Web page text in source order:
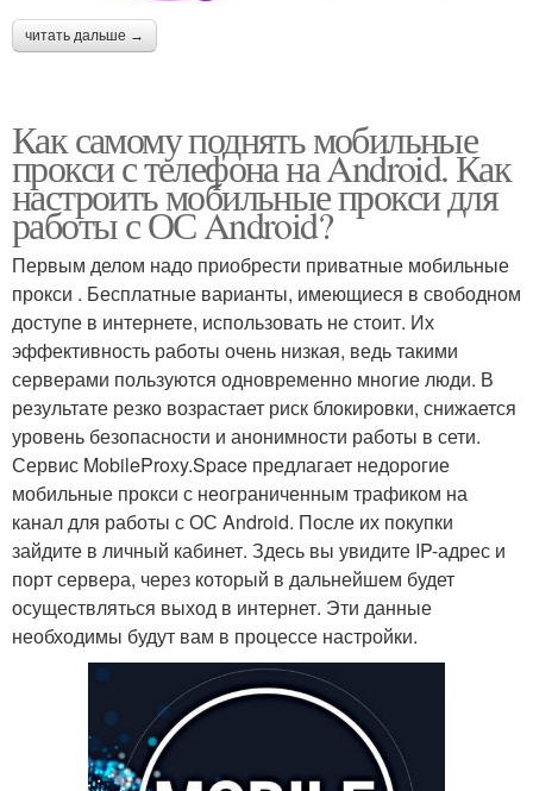
читать дальше →
Как самому поднять мобильные
прокси с телефона на Android. Как
настроить мобильные прокси для
работы с ОС Android?
Первым делом надо приобрести приватные мобильные
прокси . Бесплатные варианты, имеющиеся в свободном
доступе в интернете, использовать не стоит. Их
эффективность работы очень низкая, ведь такими
серверами пользуются одновременно многие люди. В
результате резко возрастает риск блокировки, снижается
уровень безопасности и анонимности работы в сети.
Сервис MobileProxy.Space предлагает недорогие
мобильные прокси с неограниченным трафиком на
канал для работы с ОС Android. После их покупки
зайдите в личный кабинет. Здесь вы увидите IP-адрес и
порт сервера, через который в дальнейшем будет
осуществляться выход в интернет. Эти данные
необходимы будут вам в процессе настройки.